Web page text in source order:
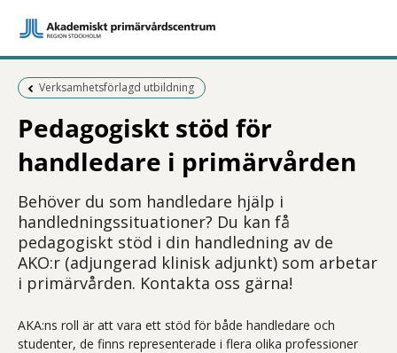
Föregående sida:
Verksamhetsförlagd utbildning
Pedagogiskt stöd för
handledare i primärvården
Behöver du som handledare hjälp i
handledningssituationer? Du kan få
pedagogiskt stöd i din handledning av de
AKO:r (adjungerad klinisk adjunkt) som arbetar
i primärvården. Kontakta oss gärna!
AKA:ns roll är att vara ett stöd för både handledare och
studenter, de finns representerade i flera olika professioner